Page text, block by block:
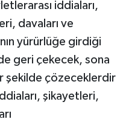
iddiaları,
davaları ve
yürürlüğe girdiği
geri çekecek, sona
şekilde çözeceklerdir
şikayetleri,